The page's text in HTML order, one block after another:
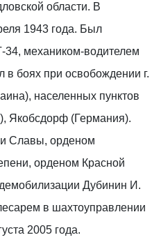
области. В
1943 года. Был
34, механиком-водителем
в боях при освобождении г.
населенных пунктов
Якобсдорф (Германия).
Славы, орденом
орденом Красной
Дубинин И.
в шахтоуправлении
2005 года.